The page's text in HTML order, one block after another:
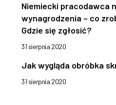
Niemiecki pracodawca
wynagrodzenia – co
Gdzie się zgłosić?
31 sierpnia 2020
Jak wygląda obróbka
31 sierpnia 2020